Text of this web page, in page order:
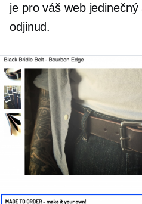
je pro váš web
odjinud.